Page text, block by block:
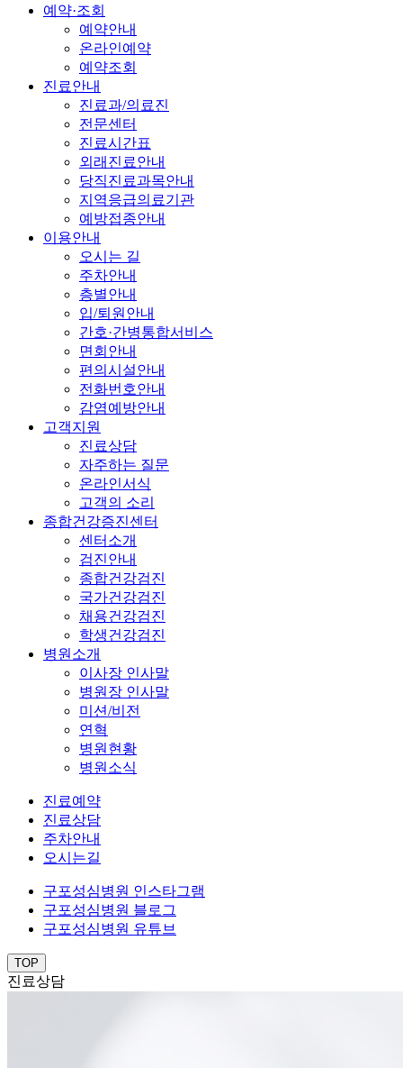
예약·조회
예약안내
온라인예약
예약조회
진료안내
진료과/의료진
전문센터
진료시간표
외래진료안내
당직진료과목안내
지역응급의료기관
예방접종안내
이용안내
오시는 길
주차안내
층별안내
입/퇴원안내
간호·간병통합서비스
면회안내
편의시설안내
전화번호안내
감염예방안내
고객지원
진료상담
자주하는 질문
온라인서식
고객의 소리
종합건강증진센터
센터소개
검진안내
종합건강검진
국가건강검진
채용건강검진
학생건강검진
병원소개
이사장 인사말
병원장 인사말
미션/비전
연혁
병원현황
병원소식
진료예약
진료상담
주차안내
오시는길
구포성심병원 인스타그램
구포성심병원 블로그
구포성심병원 유튜브
TOP
진료상담